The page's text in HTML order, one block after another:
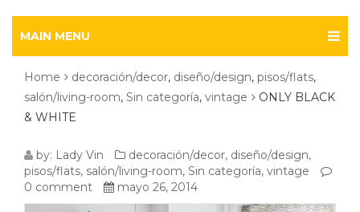
MAIN MENU
Home decoración/decor, diseño/design, pisos/flats,
salón/living-room, Sin categoría, vintage
ONLY BLACK
& WHITE
ONLY
BLACK
by: Lady Vin decoración/decor, diseño/design,
pisos/flats, salón/living-room, Sin categoría, vintage
0 comment
mayo 26, 2014